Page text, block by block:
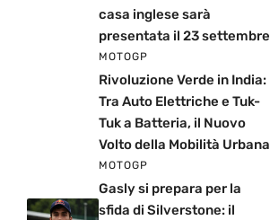
casa inglese sarà
presentata il 23 settembre
MOTOGP
Rivoluzione Verde in India:
Tra Auto Elettriche e Tuk-
Tuk a Batteria, il Nuovo
Volto della Mobilità Urbana
MOTOGP
Gasly si prepara per la
sfida di Silverstone: il